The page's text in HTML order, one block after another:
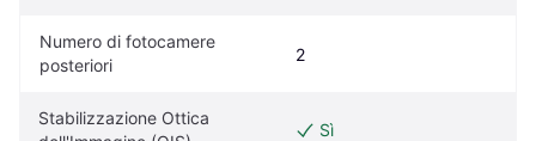
Numero di fotocamere
posteriori
2
Stabilizzazione Ottica
Sì